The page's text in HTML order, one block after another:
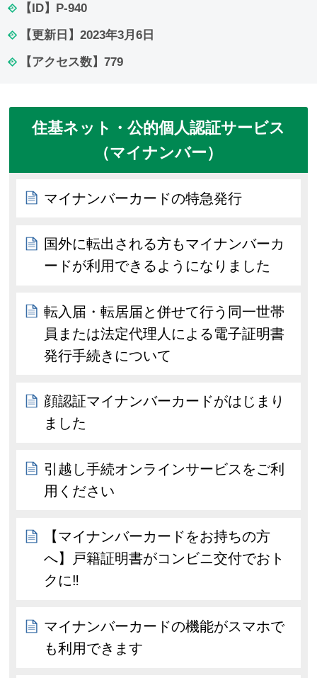
【ID】 P-940
【更新日】 2023年3月6日
【アクセス数】 779
住基ネット・公的個人認証サービス
（マイナンバー）
マイナンバーカードの特急発行
国外に転出される方もマイナンバーカ
ードが利用できるようになりました
転入届・転居届と併せて行う同一世帯
員または法定代理人による電子証明書
発行手続きについて
顔認証マイナンバーカードがはじまり
ました
引越し手続オンラインサービスをご利
用ください
【マイナンバーカードをお持ちの方
へ】戸籍証明書がコンビニ交付でおト
クに‼
マイナンバーカードの機能がスマホで
も利用できます